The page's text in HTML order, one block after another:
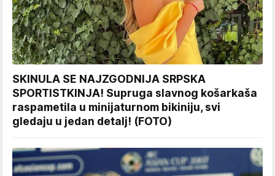
SKINULA SE NAJZGODNIJA SRPSKA
SPORTISTKINJA! Supruga slavnog košarkaša
raspametila u minijaturnom bikiniju, svi
gledaju u jedan detalj! (FOTO)